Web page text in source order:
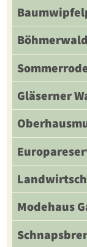
Gläserner
Modehaus